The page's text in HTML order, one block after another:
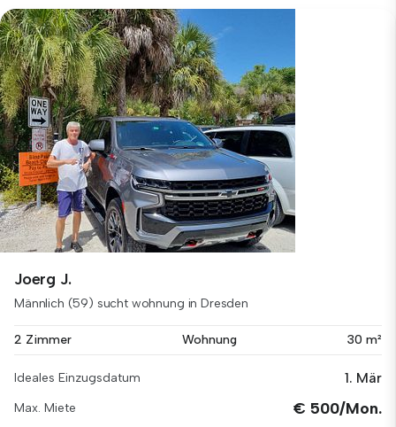
Joerg J.
Männlich (59) sucht wohnung in Dresden
2 Zimmer Wohnung 30 m²
Ideales Einzugsdatum 1. Mär
Max. Miete € 500/Mon.